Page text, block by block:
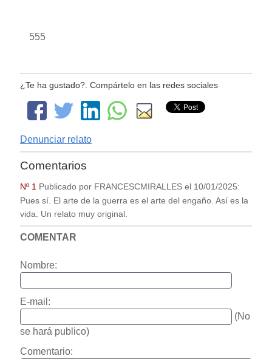
555
¿Te ha gustado?. Compártelo en las redes sociales
Denunciar relato
Comentarios
Nº 1 Publicado por FRANCESCMIRALLESel 10/01/2025:
Pues sí. El arte de la guerra es el arte del engaño. Así es la
vida. Un relato muy original.
COMENTAR
Nombre:
E-mail:
(No
se hará publico)
Comentario: